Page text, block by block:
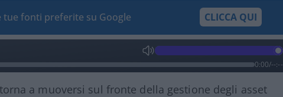
fonti preferite su Google CLICCA QUI
0:00/--:--
torna a muoversi sul fronte della gestione degli asset